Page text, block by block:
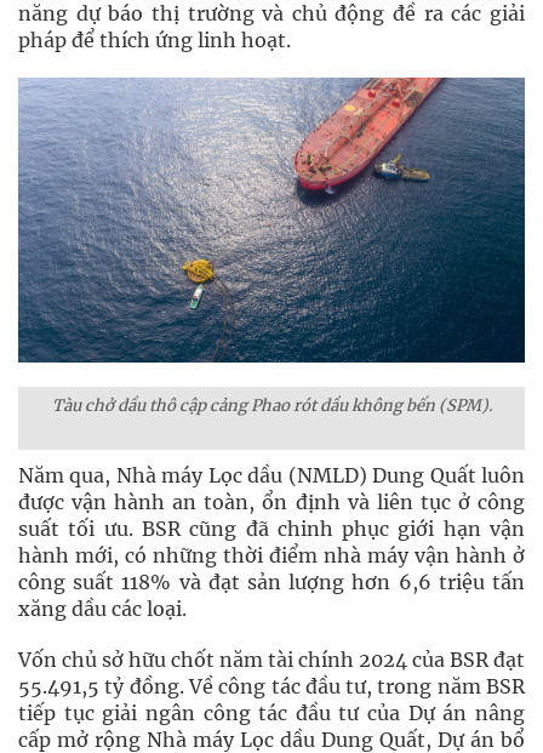
năng dự báo thị trường và chủ động đề ra các giải
pháp để thích ứng linh hoạt.
Tàu chở dầu thô cập cảng Phao rót dầu không bến (SPM).
Năm qua, Nhà máy Lọc dầu (NMLD) Dung Quất luôn
được vận hành an toàn, ổn định và liên tục ở công
suất tối ưu. BSR cũng đã chinh phục giới hạn vận
hành mới, có những thời điểm nhà máy vận hành ở
công suất 118% và đạt sản lượng hơn 6,6 triệu tấn
xăng dầu các loại.
Vốn chủ sở hữu chốt năm tài chính 2024 của BSR đạt
55.491,5 tỷ đồng. Về công tác đầu tư, trong năm BSR
tiếp tục giải ngân công tác đầu tư của Dự án nâng
cấp mở rộng Nhà máy Lọc dầu Dung Quất, Dự án bổ